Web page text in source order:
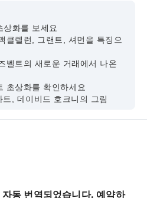
상화를 보세요
클렐런, 그랜트, 셔먼을 특징으
벨트의 새로운 거래에서 나온
초상화를 확인하세요
, 데이비드 호크니의 그림
동 번역되었습니다. 예약하